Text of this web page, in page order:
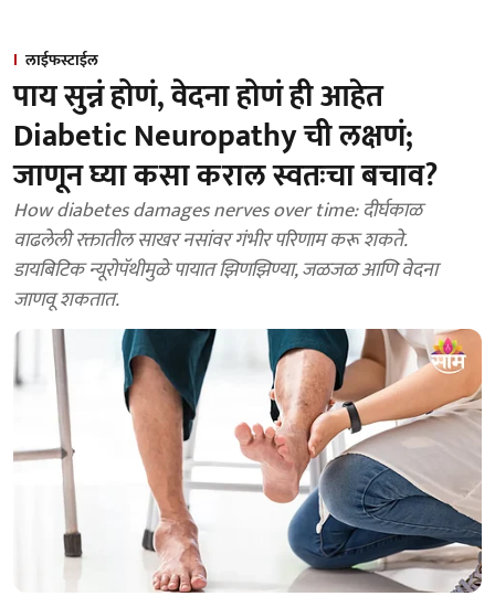
लाईफस्टाईल
पाय सुन्नं होणं, वेदना होणं ही आहेत
Diabetic Neuropathy ची लक्षणं;
जाणून घ्या कसा कराल स्वतःचा बचाव?
How diabetes damages nerves over time: दीर्घकाळ
वाढलेली रक्तातील साखर नसांवर गंभीर परिणाम करू शकते.
डायबिटिक न्यूरोपॅथीमुळे पायात झिणझिण्या, जळजळ आणि वेदना
जाणवू शकतात.